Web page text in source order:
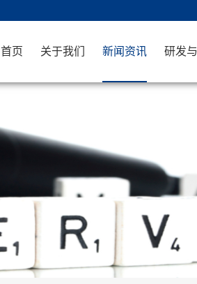
首页 关于我们 新闻资讯 研发